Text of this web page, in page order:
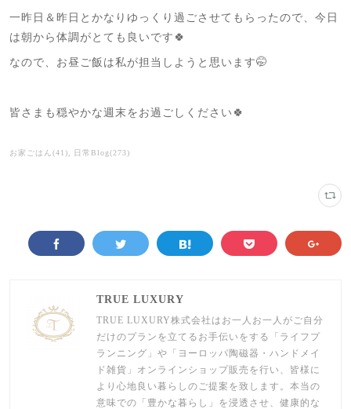
一昨日＆昨日とかなりゆっくり過ごさせてもらったので、今日
は朝から体調がとても良いです🍀
なので、お昼ご飯は私が担当しようと思います🤭
皆さまも穏やかな週末をお過ごしください🍀
お家ごはん (41 ) 日常Blog(273)
TRUE LUXURY
TRUE LUXURY株式会社はお一人お一人がご自分
だけのプランを立てるお手伝いをする「ライフプ
ランニング」や「ヨーロッパ陶磁器・ハンドメイ
ド雑貨」オンラインショップ販売を行い、皆様に
より心地良い暮らしのご提案を致します。本当の
意味での「豊かな暮らし」を浸透させ、健康的な